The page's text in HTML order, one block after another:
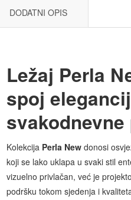
DODATNI OPIS
Ležaj Perla
spoj
Kolekcija Perla New donosi
koji se lako uklapa u svaki stil
vizuelno privlačan, već je
podršku tokom sjedenja i